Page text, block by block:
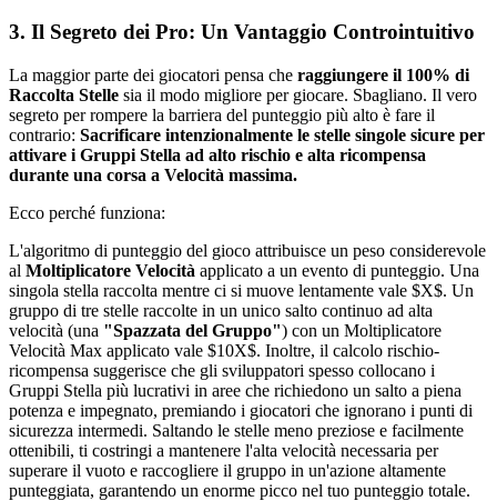
3. Il Segreto dei Pro: Un Vantaggio Controintuitivo
La maggior parte dei giocatori pensa che raggiungere il 100% di
Raccolta Stelle sia il modo migliore per giocare. Sbagliano. Il vero
segreto per rompere la barriera del punteggio più alto è fare il
contrario: Sacrificare intenzionalmente le stelle singole sicure per
attivare i Gruppi Stella ad alto rischio e alta ricompensa
durante una corsa a Velocità massima.
Ecco perché funziona:
L'algoritmo di punteggio del gioco attribuisce un peso considerevole
al Moltiplicatore Velocità applicato a un evento di punteggio. Una
singola stella raccolta mentre ci si muove lentamente vale $X$. Un
gruppo di tre stelle raccolte in un unico salto continuo ad alta
velocità (una "Spazzata del Gruppo") con un Moltiplicatore
Velocità Max applicato vale $10X$. Inoltre, il calcolo rischio-
ricompensa suggerisce che gli sviluppatori spesso collocano i
Gruppi Stella più lucrativi in aree che richiedono un salto a piena
potenza e impegnato, premiando i giocatori che ignorano i punti di
sicurezza intermedi. Saltando le stelle meno preziose e facilmente
ottenibili, ti costringi a mantenere l'alta velocità necessaria per
superare il vuoto e raccogliere il gruppo in un'azione altamente
punteggiata, garantendo un enorme picco nel tuo punteggio totale.